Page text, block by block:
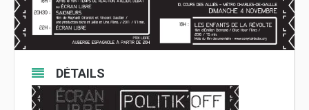
DÉTAILS